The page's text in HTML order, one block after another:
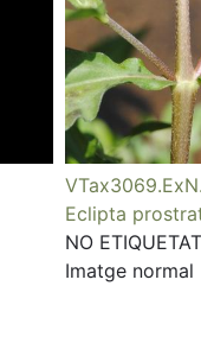
Eclipta
NO ETIQUETAT
Imatge normal